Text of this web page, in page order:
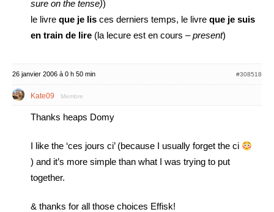
sure on the tense))
le livre que je lis ces derniers temps, le livre que je suis
en train de lire (la lecure est en cours –present)
26 janvier 2006 à 0 h 50 min #308518
Kate09 Membre
Thanks heaps Domy
I like the ‘ces jours ci’ (because I usually forget the ci
) and it’s more simple than what I was trying to put
together.
& thanks for all those choices Effisk!